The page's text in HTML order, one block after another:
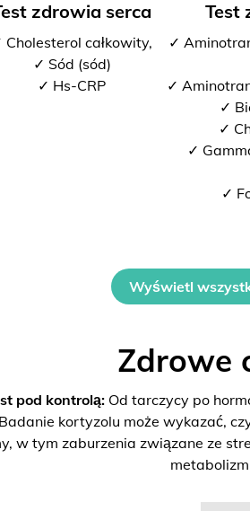
zdrowia serca
Cholesterol całkowity,
✓ Sód (sód)
✓ Hs-CRP
Test
✓
✓
✓
✓
✓
✓
Wyświetl
Zdrowe
pod kontrolą:Od tarczycy po
kortyzolu może wykazać,
w tym zaburzenia związane ze